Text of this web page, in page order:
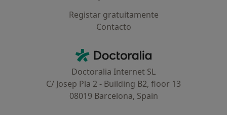
Registar gratuitamente
Contacto
Doctoralia - Homepage
Doctoralia Internet SL
C/ Josep Pla 2 - Building B2, floor 13
08019 Barcelona, Spain